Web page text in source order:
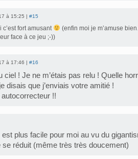
à 15:25 | #15
c’est fort amusant
(enfin moi je m’amuse
face à ce jeu ;-))
à 17:46 | #16
ciel ! Je ne m’étais pas relu ! Quelle
disais que j’enviais votre amitié !
autocorrecteur !!
plus facile pour moi au vu du
se réduit (même très très doucement)